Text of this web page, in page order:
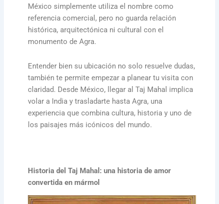
México simplemente utiliza el nombre como
referencia comercial, pero no guarda relación
histórica, arquitectónica ni cultural con el
monumento de Agra.
Entender bien su ubicación no solo resuelve dudas,
también te permite empezar a planear tu visita con
claridad. Desde México, llegar al Taj Mahal implica
volar a India y trasladarte hasta Agra, una
experiencia que combina cultura, historia y uno de
los paisajes más icónicos del mundo.
Historia del Taj Mahal: una historia de amor
convertida en mármol